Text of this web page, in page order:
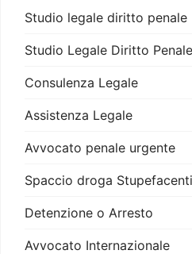
Studio legale diritto penale
Studio Legale Diritto Penale
Consulenza Legale
Assistenza Legale
Avvocato penale urgente
Spaccio droga Stupefacenti
Detenzione o Arresto
Avvocato Internazionale